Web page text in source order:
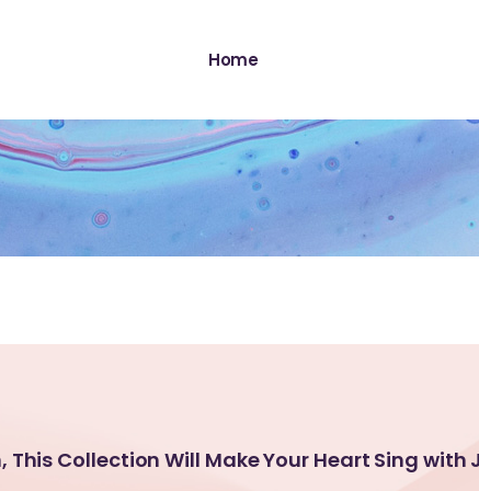
Home
This Collection Will Make Your Heart Sing with